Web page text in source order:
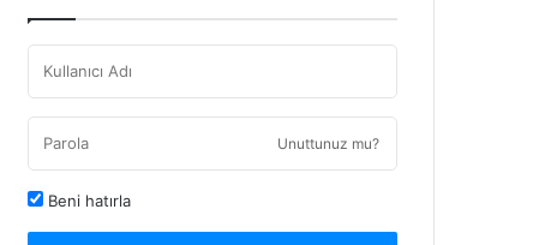
Unuttunuz mu?
Beni hatırla